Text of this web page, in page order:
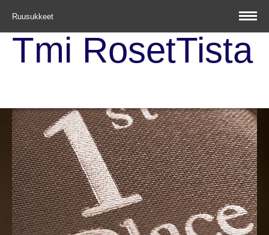
Ruusukkeet
Tmi RosetTista